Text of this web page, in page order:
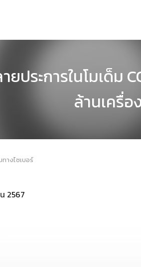
ประการในโมเด็ม
ล้านเครื่อ
างไซเบอร์
2567